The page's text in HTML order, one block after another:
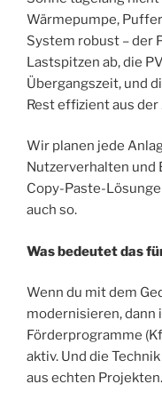
Wärmepumpe,
System robust –
Lastspitzen ab, die
Übergangszeit, und
Rest effizient aus
Wir planen jede
Nutzerverhalten und
Copy-Paste-
auch so.
Was bedeutet das
Wenn du mit dem
modernisieren, dann
Förderprogramme
aktiv. Und die
aus echten Projekten.